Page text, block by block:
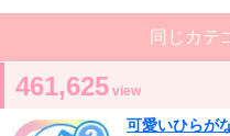
同じカテ
461,625 view
可愛いひらが